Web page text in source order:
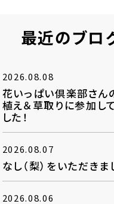
最近のブロ
2026.08.08
花いっぱい倶楽部さん
植え＆草取りに参加し
した！
2026.08.07
なし（梨）をいただき
2026.08.06